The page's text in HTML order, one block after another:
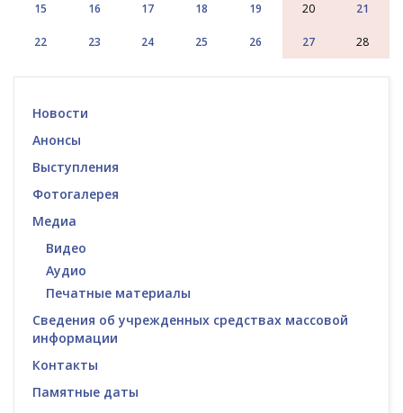
15 16 17 18 19 20 21
22 23 24 25 26 27 28
Новости
Анонсы
Выступления
Фотогалерея
Медиа
Видео
Аудио
Печатные материалы
Сведения об учрежденных средствах массовой
информации
Контакты
Памятные даты